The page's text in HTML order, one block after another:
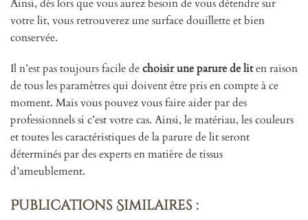
Ainsi, dès lors que vous aurez besoin de vous détendre sur
votre lit, vous retrouverez une surface douillette et bien
conservée.
Il n’est pas toujours facile dechoisir une parure de liten raison
de tous les paramètres qui doivent être pris en compte à ce
moment. Mais vous pouvez vous faire aider par des
professionnels si c’est votre cas. Ainsi, le matériau, les couleurs
et toutes les caractéristiques de la parure de lit seront
déterminés par des experts en matière de tissus
d’ameublement.
Publications Similaires :